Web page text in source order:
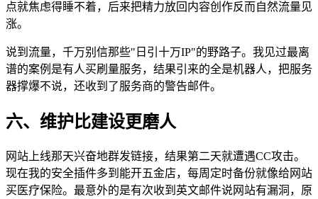
点就焦虑得睡不着，后来把精力放回内容创作反而自然流量见
涨。
说到流量，千万别信那些"日引十万IP"的野路子。我见过最离
谱的案例是有人买刷量服务，结果引来的全是机器人，把服务
器撑爆不说，还收到了服务商的警告邮件。
六、维护比建设更磨人
网站上线那天兴奋地群发链接，结果第二天就遭遇CC攻击。
现在我的安全插件多到能开五金店，每周定时备份就像给网站
买医疗保险。最意外的是有次收到英文邮件说网站有漏洞，原